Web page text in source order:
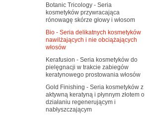
Botanic Tricology - Seria
kosmetyków przywracająca
rónowagę skórze głowy i włosom
Bio - Seria delikatnych kosmetyków
nawilżających i nie obciążających
włosów
Kerafusion - Seria kosmetyków do
pielęgnacji w trakcie zabiegów
keratynowego prostowania włosów
Gold Finishing - Seria kosmetyków z
aktywną keratyną i płynnym złotem o
działaniu regenerującym i
nabłyszczającym